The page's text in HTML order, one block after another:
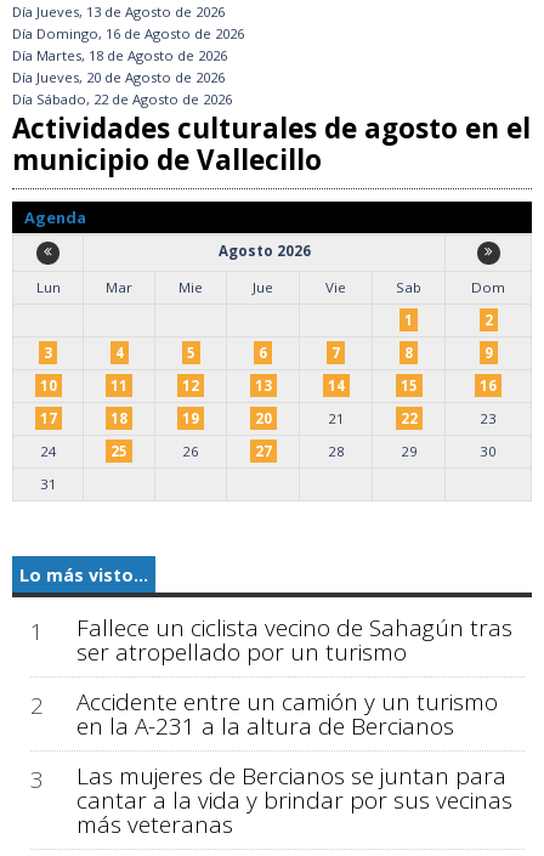
Día Jueves, 13 de Agosto de 2026
Día Domingo, 16 de Agosto de 2026
Día Martes, 18 de Agosto de 2026
Día Jueves, 20 de Agosto de 2026
Día Sábado, 22 de Agosto de 2026
Actividades culturales de agosto en el
municipio de Vallecillo
Agenda
Agosto 2026
Lun
Mar Mie Jue Vie Sab
Dom
1
2
3
4 5 6 7 8
9
10
11 12 13 14 15
16
17
18 19 20 21 22
23
24
25 26 27 28 29
30
31
Lo más visto...
1 Fallece un ciclista vecino de Sahagún tras
ser atropellado por un turismo
2
Accidente entre un camión y un turismo
en la A-231 a la altura de Bercianos
3
Las mujeres de Bercianos se juntan para
cantar a la vida y brindar por sus vecinas
más veteranas